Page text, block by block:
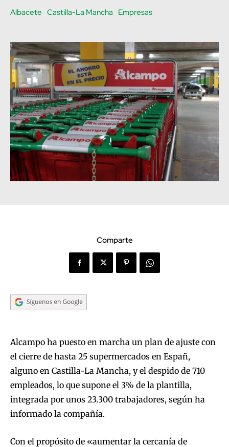
Albacete Castilla-La Mancha Empresas
Comparte
Alcampo ha puesto en marcha un plan de ajuste con
el cierre de hasta 25 supermercados en Españ,
alguno en Castilla-La Mancha, y el despido de 710
empleados, lo que supone el 3% de la plantilla,
integrada por unos 23.300 trabajadores, según ha
informado la compañía.
Con el propósito de «aumentar la cercanía de